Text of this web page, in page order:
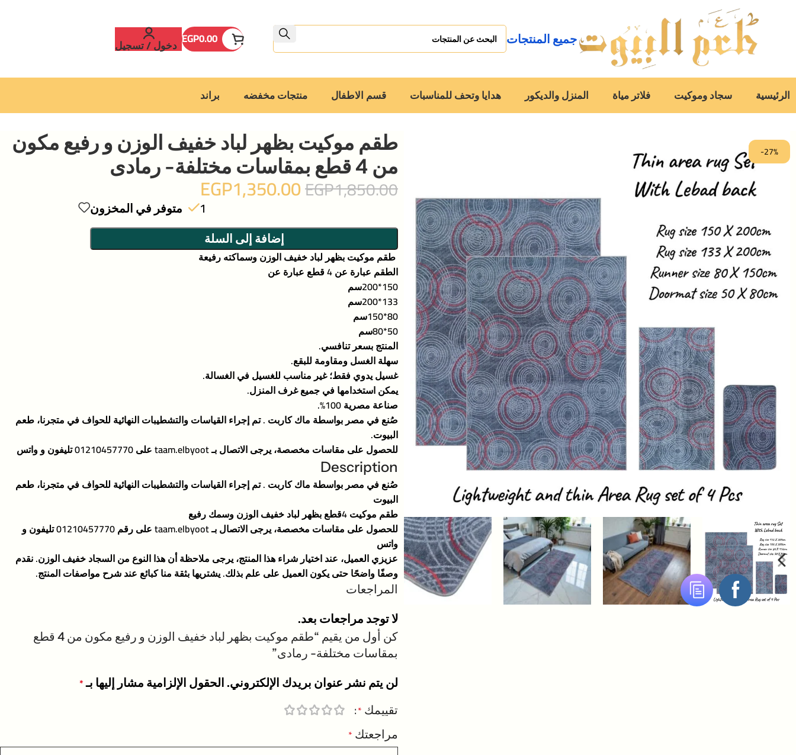
جميع المنتجات EGP0.00 دخول / تسجيل
الرئيسية سجاد وموكيت فلاتر مياة المنزل والديكور هدايا وتحف للمناسبات قسم الاطفال منتجات مخفضه براند
-27%
طقم موكيت بظهر لباد خفيف الوزن و رفيع مكون
من 4 قطع بمقاسات مختلفة- رمادى
EGP1,850.00
EGP1,350.00
1 متوفر في المخزون
إضافة إلى السلة
طقم موكيت بظهر لباد خفيف الوزن وسماكته رفيعة
الطقم عبارة عن 4 قطع عبارة عن
150*200سم
133*200سم
80*150سم
50*80سم
المنتج بسعر تنافسي.
سهلة الغسل ومقاومة للبقع.
غسيل يدوي فقط؛ غير مناسب للغسيل في الغسالة.
يمكن استخدامها في جميع غرف المنزل.
صناعة مصرية 100%.
صُنع في مصر بواسطة ماك كاربت . تم إجراء القياسات والتشطيبات النهائية للحواف في متجرنا، طعم
البيوت.
للحصول على مقاسات مخصصة، يرجى الاتصال بـ taam.elbyoot على 01210457770 تليفون و واتس
Description
صُنع في مصر بواسطة ماك كاربت . تم إجراء القياسات والتشطيبات النهائية للحواف في متجرنا، طعم
البيوت
طقم موكيت 4قطع بظهر لباد خفيف الوزن وسمك رفيع
للحصول على مقاسات مخصصة، يرجى الاتصال بـ taam.elbyoot على رقم 01210457770 تليفون و
واتس
عزيزي العميل، عند اختيار شراء هذا المنتج، يرجى ملاحظة أن هذا النوع من السجاد خفيف الوزن. نقدم
وصفًا واضحًا حتى يكون العميل على علم بذلك. يشتريها بثقة منا كبائع عند شرح مواصفات المنتج.
المراجعات
لا توجد مراجعات بعد.
كن أول من يقيم “طقم موكيت بظهر لباد خفيف الوزن و رفيع مكون من 4 قطع
بمقاسات مختلفة- رمادى”
لن يتم نشر عنوان بريدك الإلكتروني.الحقول الإلزامية مشار إليها بـ*
تقييمك *
مراجعتك *